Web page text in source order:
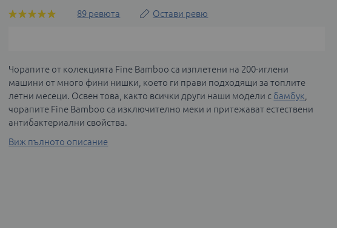
Оценка:
89 ревюта Остави ревю
Чорапите от колекцията Fine Bamboo са изплетени на 200-иглени
машини от много фини нишки, което ги прави подходящи за топлите
летни месеци. Освен това, както всички други наши модели с бамбук
чорапите Fine Bamboo са изключително меки и притежават естествени
антибактериални свойства.
Виж пълното описание